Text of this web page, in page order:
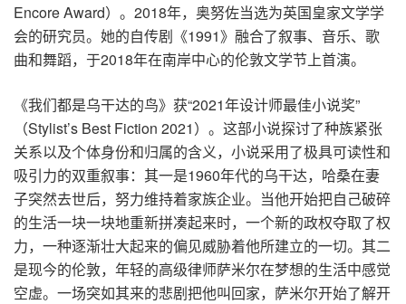
Encore Award）。2018年，奥努佐当选为英国皇家文学学
会的研究员。她的自传剧《1991》融合了叙事、音乐、歌
曲和舞蹈，于2018年在南岸中心的伦敦文学节上首演。
《我们都是乌干达的鸟》获“2021年设计师最佳小说奖”
（Stylist’s Best Fiction 2021）。这部小说探讨了种族紧张
关系以及个体身份和归属的含义，小说采用了极具可读性和
吸引力的双重叙事：其一是1960年代的乌干达，哈桑在妻
子突然去世后，努力维持着家族企业。当他开始把自己破碎
的生活一块一块地重新拼凑起来时，一个新的政权夺取了权
力，一种逐渐壮大起来的偏见威胁着他所建立的一切。其二
是现今的伦敦，年轻的高级律师萨米尔在梦想的生活中感觉
空虚。一场突如其来的悲剧把他叫回家，萨米尔开始了解开